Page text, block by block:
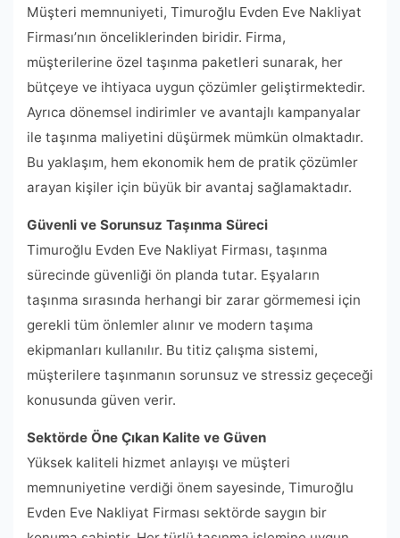
Müşteri memnuniyeti, Timuroğlu Evden Eve Nakliyat
Firması’nın önceliklerinden biridir. Firma,
müşterilerine özel taşınma paketleri sunarak, her
bütçeye ve ihtiyaca uygun çözümler geliştirmektedir.
Ayrıca dönemsel indirimler ve avantajlı kampanyalar
ile taşınma maliyetini düşürmek mümkün olmaktadır.
Bu yaklaşım, hem ekonomik hem de pratik çözümler
arayan kişiler için büyük bir avantaj sağlamaktadır.
Güvenli ve Sorunsuz Taşınma Süreci
Timuroğlu Evden Eve Nakliyat Firması, taşınma
sürecinde güvenliği ön planda tutar. Eşyaların
taşınma sırasında herhangi bir zarar görmemesi için
gerekli tüm önlemler alınır ve modern taşıma
ekipmanları kullanılır. Bu titiz çalışma sistemi,
müşterilere taşınmanın sorunsuz ve stressiz geçeceği
konusunda güven verir.
Sektörde Öne Çıkan Kalite ve Güven
Yüksek kaliteli hizmet anlayışı ve müşteri
memnuniyetine verdiği önem sayesinde, Timuroğlu
Evden Eve Nakliyat Firması sektörde saygın bir